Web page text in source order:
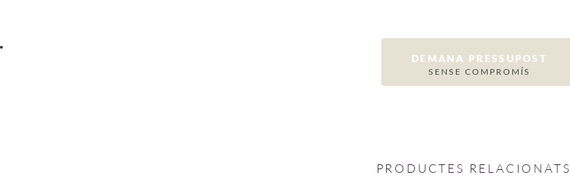
DEMANA PRESSUPOST
SENSE COMPROMÍS
PRODUCTES RELACIONATS